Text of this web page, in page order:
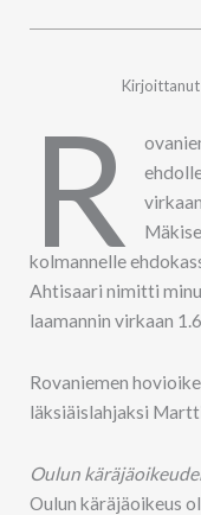
R
kolmannelle
Ahtisaari nimitti
laamannin virkaan
Rovaniemen
läksiäislahjaksi
Oulun
Oulun käräjäoikeus